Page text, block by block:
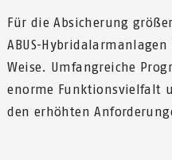
Für die Absicherung
ABUS-
Weise. Umfangreiche
enorme Funktionsvielfalt
den erhöhten